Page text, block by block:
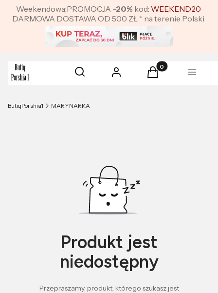
Weekendowa;PROMOCJA -20% kod: WEEKEND20
DARMOWA DOSTAWA OD 500 ZŁ * na terenie Polski
Otwórz wyszukiwarkę
Szukaj Zaloguj się Produkty w
Koszyk Menu
ButiqPorshia1 MARYNARKA
Produkt jest
niedostępny
Przepraszamy, produkt, którego szukasz jest